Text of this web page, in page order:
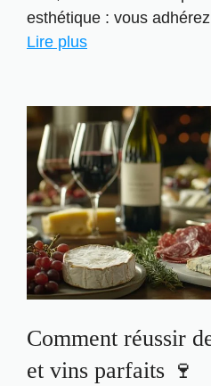
esthétique : vous
Lire plus
Comment réussir
et vins parfaits 🍷